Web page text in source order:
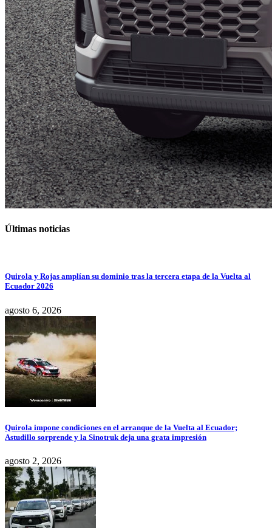
Últimas noticias
Quirola y Rojas amplían su dominio tras la tercera etapa de la Vuelta al
Ecuador 2026
agosto 6, 2026
Quirola impone condiciones en el arranque de la Vuelta al Ecuador;
Astudillo sorprende y la Sinotruk deja una grata impresión
agosto 2, 2026